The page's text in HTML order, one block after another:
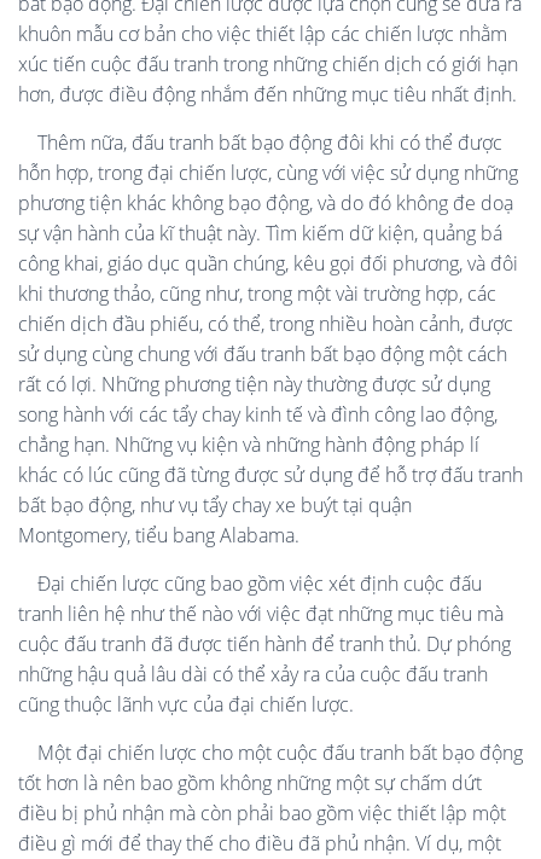
khuôn mẫu cơ bản cho việc thiết lập các chiến lược nhằm
xúc tiến cuộc đấu tranh trong những chiến dịch có giới hạn
hơn, được điều động nhắm đến những mục tiêu nhất định.
Thêm nữa, đấu tranh bất bạo động đôi khi có thể được
hỗn hợp, trong đại chiến lược, cùng với việc sử dụng những
phương tiện khác không bạo động, và do đó không đe doạ
sự vận hành của kĩ thuật này. Tìm kiếm dữ kiện, quảng bá
công khai, giáo dục quần chúng, kêu gọi đối phương, và đôi
khi thương thảo, cũng như, trong một vài trường hợp, các
chiến dịch đầu phiếu, có thể, trong nhiều hoàn cảnh, được
sử dụng cùng chung với đấu tranh bất bạo động một cách
rất có lợi. Những phương tiện này thường được sử dụng
song hành với các tẩy chay kinh tế và đình công lao động,
chẳng hạn. Những vụ kiện và những hành động pháp lí
khác có lúc cũng đã từng được sử dụng để hỗ trợ đấu tranh
bất bạo động, như vụ tẩy chay xe buýt tại quận
Montgomery, tiểu bang Alabama.
Đại chiến lược cũng bao gồm việc xét định cuộc đấu
tranh liên hệ như thế nào với việc đạt những mục tiêu mà
cuộc đấu tranh đã được tiến hành để tranh thủ. Dự phóng
những hậu quả lâu dài có thể xảy ra của cuộc đấu tranh
cũng thuộc lãnh vực của đại chiến lược.
Một đại chiến lược cho một cuộc đấu tranh bất bạo động
tốt hơn là nên bao gồm không những một sự chấm dứt
điều bị phủ nhận mà còn phải bao gồm việc thiết lập một
điều gì mới để thay thế cho điều đã phủ nhận. Ví dụ, một